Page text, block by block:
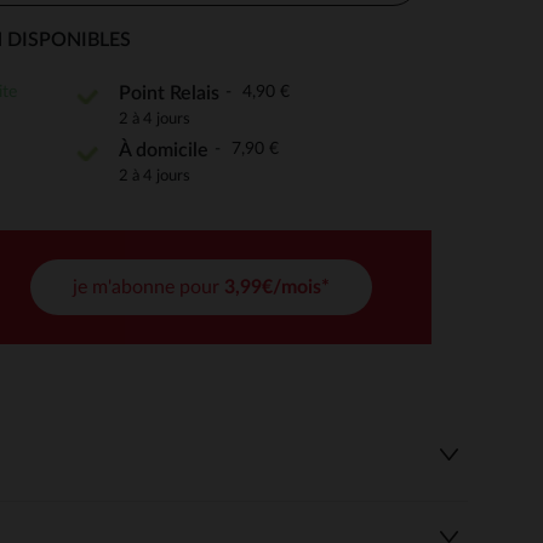
de confidentialité, en garantissant la conformité avec
Point Relais 4,90 €
2 à 4 jours
À domicile 7,90 €
2 à 4 jours
je m'abonne pour 3,99€/mois*